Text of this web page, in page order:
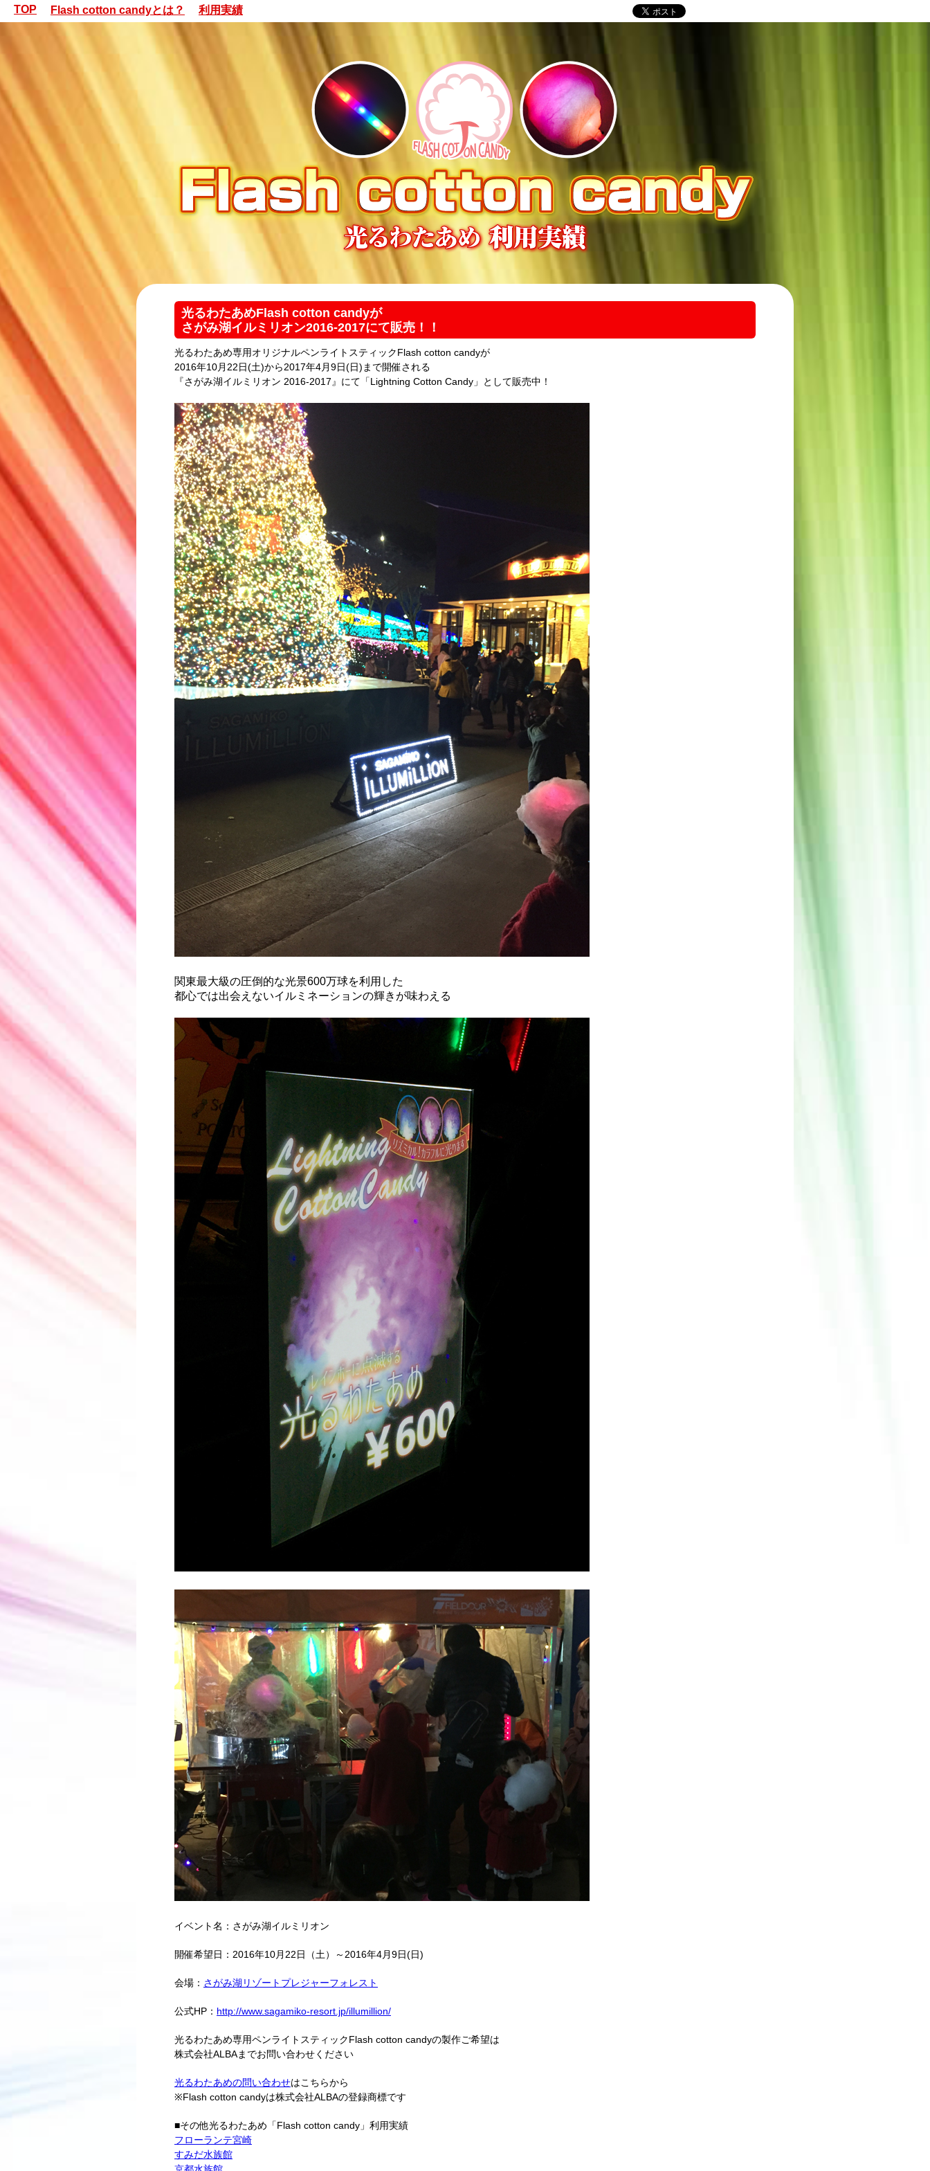
光るわたあめFlash cotton candyが
さがみ湖イルミリオン2016-2017にて販売！！
光るわたあめ専用オリジナルペンライトスティックFlash cotton candyが
2016年10月22日(土)から2017年4月9日(日)まで開催される
『さがみ湖イルミリオン 2016-2017』にて「Lightning Cotton Candy」として販売中！
関東最大級の圧倒的な光景600万球を利用した
都心では出会えないイルミネーションの輝きが味わえる
イベント名：さがみ湖イルミリオン
開催希望日：2016年10月22日（土）～2016年4月9日(日)
会場： さがみ湖リゾートプレジャーフォレスト
公式HP： http://www.sagamiko-resort.jp/illumillion/
光るわたあめ専用ペンライトスティックFlash cotton candyの製作ご希望は
株式会社ALBAまでお問い合わせください
光るわたあめの問い合わせはこちらから
※Flash cotton candyは株式会社ALBAの登録商標です
■その他光るわたあめ「Flash cotton candy」利用実績
フローランテ宮崎
すみだ水族館
TOP Flash cotton candyとは？ 利用実績